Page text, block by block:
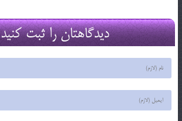
دیدگاهتان را ثبت کنید